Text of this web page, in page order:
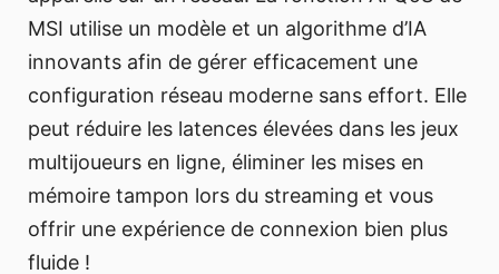
MSI utilise un modèle et un algorithme d’IA
innovants afin de gérer efficacement une
configuration réseau moderne sans effort. Elle
peut réduire les latences élevées dans les jeux
multijoueurs en ligne, éliminer les mises en
mémoire tampon lors du streaming et vous
offrir une expérience de connexion bien plus
fluide !